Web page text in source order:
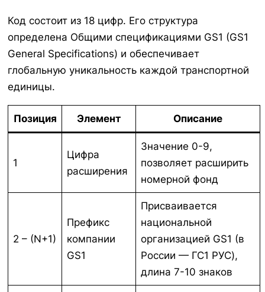
Код состоит из 18 цифр. Его структура
определена Общими спецификациями GS1 (GS1
General Specifications) и обеспечивает
глобальную уникальность каждой транспортной
единицы.
Позиция Элемент Описание
1
Цифра
расширения
Значение 0-9,
позволяет расширить
номерной фонд
2 – (N+1)
Префикс
компании
GS1
Присваивается
национальной
организацией GS1 (в
России — ГС1 РУС),
длина 7-10 знаков